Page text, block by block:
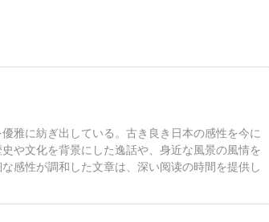
雅に紡ぎ出している。古き良き日本の感性を今に
や文化を背景にした逸話や、身近な風景の風情を
感性が調和した文章は、深い阅读の時間を提供し